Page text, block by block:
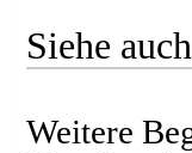
Siehe auch
Weitere